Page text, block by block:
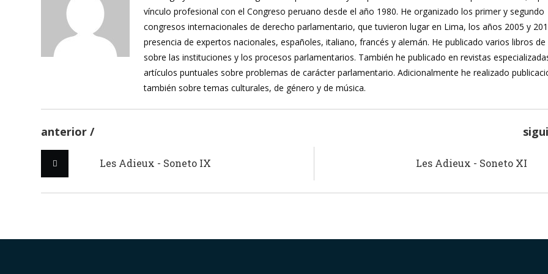
vínculo profesional con el Congreso peruano desde el año 1980. He organizado los primer y segundo
congresos internacionales de derecho parlamentario, que tuvieron lugar en Lima, los años 2005 y
presencia de expertos nacionales, españoles, italiano, francés y alemán. He publicado varios libros
sobre las instituciones y los procesos parlamentarios. También he publicado en revistas
artículos puntuales sobre problemas de carácter parlamentario. Adicionalmente he realizado
también sobre temas culturales, de género y de música.
anterior
Les Adieux - Soneto IX Les Adieux - Soneto XI